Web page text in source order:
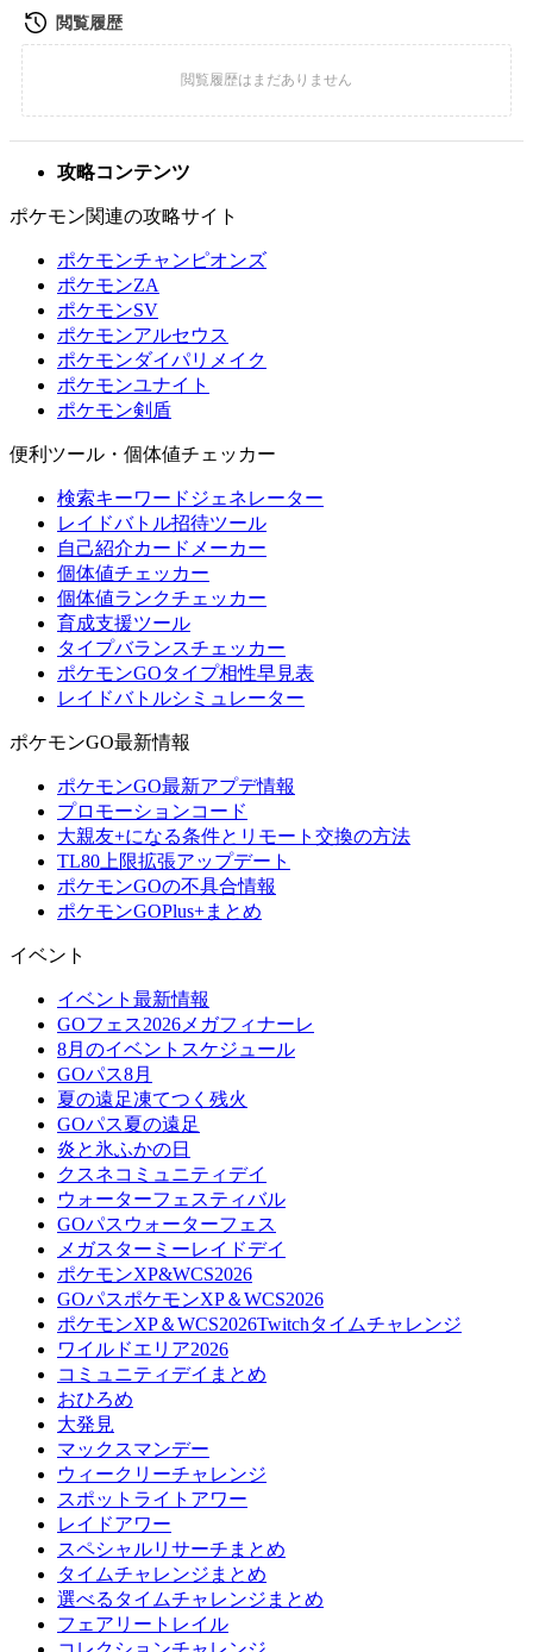
攻略コンテンツ
ポケモン関連の攻略サイト
ポケモンチャンピオンズ
ポケモンZA
ポケモンSV
ポケモンアルセウス
ポケモンダイパリメイク
ポケモンユナイト
ポケモン剣盾
便利ツール・個体値チェッカー
検索キーワードジェネレーター
レイドバトル招待ツール
自己紹介カードメーカー
個体値チェッカー
個体値ランクチェッカー
育成支援ツール
タイプバランスチェッカー
ポケモンGOタイプ相性早見表
レイドバトルシミュレーター
ポケモンGO最新情報
ポケモンGO最新アプデ情報
プロモーションコード
大親友+になる条件とリモート交換の方法
TL80上限拡張アップデート
ポケモンGOの不具合情報
ポケモンGOPlus+まとめ
イベント
イベント最新情報
GOフェス2026メガフィナーレ
8月のイベントスケジュール
GOパス8月
夏の遠足凍てつく残火
GOパス夏の遠足
炎と氷ふかの日
クスネコミュニティデイ
ウォーターフェスティバル
GOパスウォーターフェス
メガスターミーレイドデイ
ポケモンXP&WCS2026
GOパスポケモンXP＆WCS2026
ポケモンXP＆WCS2026Twitchタイムチャレンジ
ワイルドエリア2026
コミュニティデイまとめ
おひろめ
大発見
マックスマンデー
ウィークリーチャレンジ
スポットライトアワー
レイドアワー
スペシャルリサーチまとめ
タイムチャレンジまとめ
選べるタイムチャレンジまとめ
フェアリートレイル